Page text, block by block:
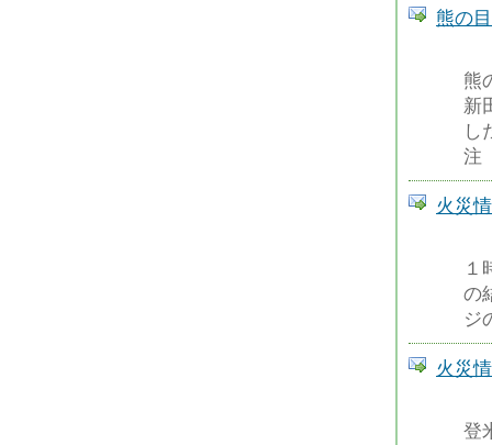
熊の
熊
新
し
注
火災
１
の
ジ
火災
登